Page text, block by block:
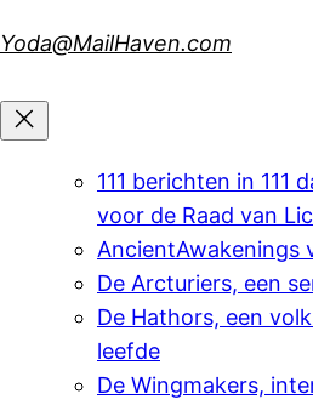
to
Yoda@MailHaven.com
111 berichten in 111
voor de Raad van
AncientAwakenings
De Arcturiers, een
De Hathors, een
leefde
De Wingmakers,